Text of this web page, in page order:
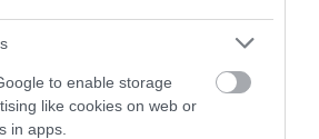
to enable storage
like cookies on web or
in apps.